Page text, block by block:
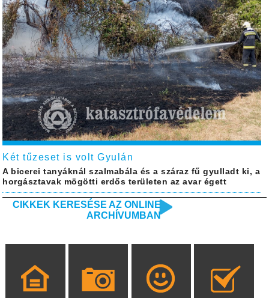
Két tűzeset is volt Gyulán
A bicerei tanyáknál szalmabála és a száraz fű gyulladt ki, a
horgásztavak mögötti erdős területen az avar égett
CIKKEK KERESÉSE AZ ONLINE
ARCHÍVUMBAN